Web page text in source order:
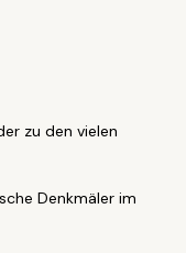
zu den vielen
Denkmäler im